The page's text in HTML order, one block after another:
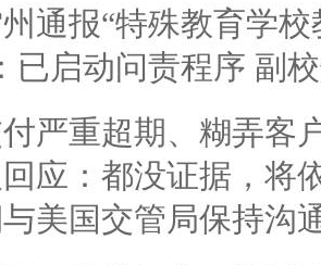
通报“特殊教育学
已启动问责程序 副
严重超期、糊弄客
应：都没证据，将
美国交管局保持沟